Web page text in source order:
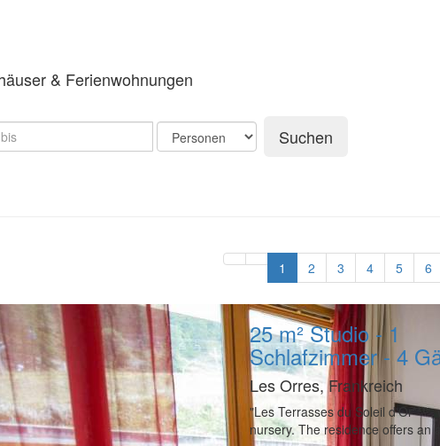
& Ferienwohnungen
Suchen
1 2 3 4 5 6
25 m² Studio - 1
Schlafzimmer - 4
Les Orres, Frankreich
"Les Terrasses du Soleil
nursery. The residence offers